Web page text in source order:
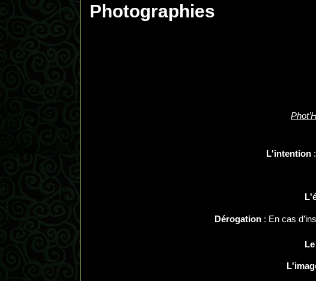
Photographies
L'intention
Dérogation : En cas